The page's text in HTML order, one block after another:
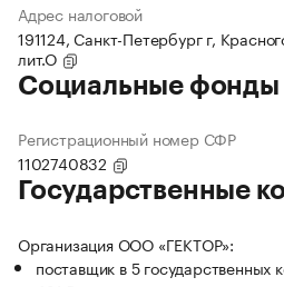
Адрес налоговой
191124, Санкт-Петербург г,
лит.О
Социальные фонды
Регистрационный номер СФР
1102740832
Государственные
Организация ООО «ГЕКТОР»:
поставщик в 5 государственных